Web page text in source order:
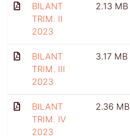
BILANT
TRIM. II
2023
2.13 MB
BILANT
TRIM. III
2023
3.17 MB
BILANT
TRIM. IV
2023
2.36 MB